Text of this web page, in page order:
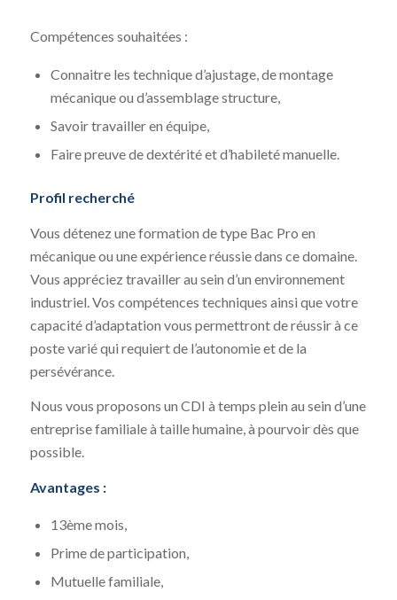
Compétences souhaitées :
Connaitre les technique d’ajustage, de montage
mécanique ou d’assemblage structure,
Savoir travailler en équipe,
Faire preuve de dextérité et d’habileté manuelle.
Profil recherché
Vous détenez une formation de type Bac Pro en
mécanique ou une expérience réussie dans ce domaine.
Vous appréciez travailler au sein d’un environnement
industriel. Vos compétences techniques ainsi que votre
capacité d’adaptation vous permettront de réussir à ce
poste varié qui requiert de l’autonomie et de la
persévérance.
Nous vous proposons un CDI à temps plein au sein d’une
entreprise familiale à taille humaine, à pourvoir dès que
possible.
Avantages :
13ème mois,
Prime de participation,
Mutuelle familiale,